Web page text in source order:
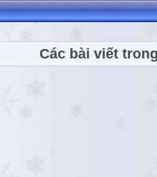
Các bài viết